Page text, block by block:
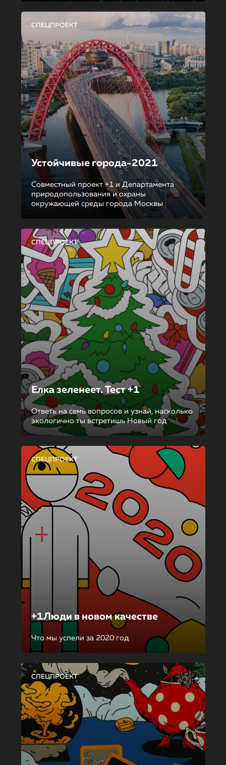
СПЕЦПРОЕКТ
Устойчивые города-2021
Совместный проект +1 и Департамента
природопользования и охраны
окружающей среды города Москвы
СПЕЦПРОЕКТ
Елка зеленеет. Тест +1
Ответь на семь вопросов и узнай, насколько
экологично ты встретишь Новый год
СПЕЦПРОЕКТ
+1Люди в новом качестве
Что мы успели за 2020 год
СПЕЦПРОЕКТ